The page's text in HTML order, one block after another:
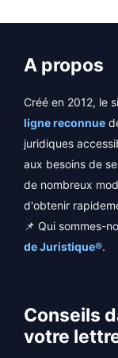
A propos
Créé en 2012, le
ligne reconnue
juridiques
aux besoins de
de nombreux
d'obtenir
📌 Qui sommes-
de Juristique®.
Conseils
votre